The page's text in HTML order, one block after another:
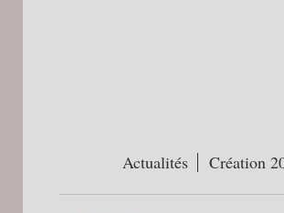
Actualités Création